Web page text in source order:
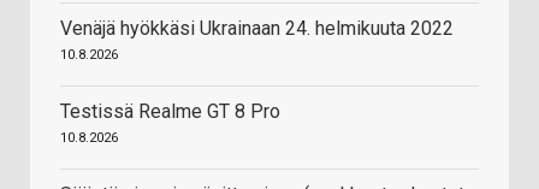
Venäjä hyökkäsi Ukrainaan 24. helmikuuta 2022
10.8.2026
Testissä Realme GT 8 Pro
10.8.2026